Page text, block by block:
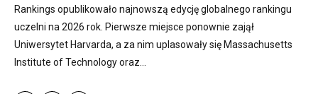
Rankings opublikowało najnowszą edycję globalnego rankingu
uczelni na 2026 rok. Pierwsze miejsce ponownie zajął
Uniwersytet Harvarda, a za nim uplasowały się Massachusetts
Institute of Technology oraz...